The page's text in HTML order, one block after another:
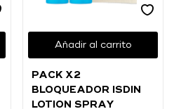
Añadir al carrito
PACK X2
BLOQUEADOR ISDIN
LOTION SPRAY